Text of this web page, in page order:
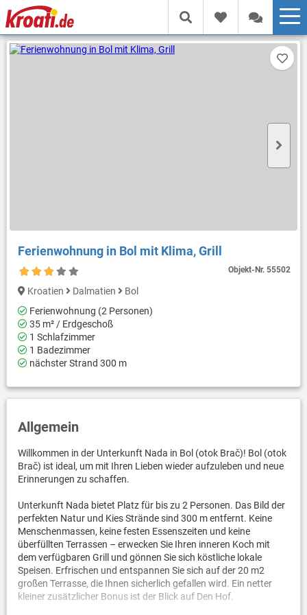
Ferienwohnung in Bol mit Klima, Grill
Objekt-Nr.55502
Kroatien Dalmatien
Bol
Ferienwohnung (2 Personen)
35 m² / Erdgeschoß
1 Schlafzimmer
1 Badezimmer
nächster Strand 300 m
Allgemein
Willkommen in der Unterkunft Nada in Bol (otok Brač)! Bol (otok
Brač) ist ideal, um mit Ihren Lieben wieder aufzuleben und neue
Erinnerungen zu schaffen.
Unterkunft Nada bietet Platz für bis zu 2 Personen. Das Bild der
perfekten Natur und Kies Strände sind 300 m entfernt. Keine
Menschenmassen, keine festen Essenszeiten und keine
überfüllten Terrassen – erwecken Sie Ihren inneren Koch mit
dem verfügbaren Grill und gönnen Sie sich köstliche lokale
Speisen. Erfrischen und entspannen Sie sich auf der 20 m2
großen Terrasse, die Ihnen sicherlich gefallen wird. Ein netter
kleiner zusätzlicher Bonus ist der Blick auf Den Hof.